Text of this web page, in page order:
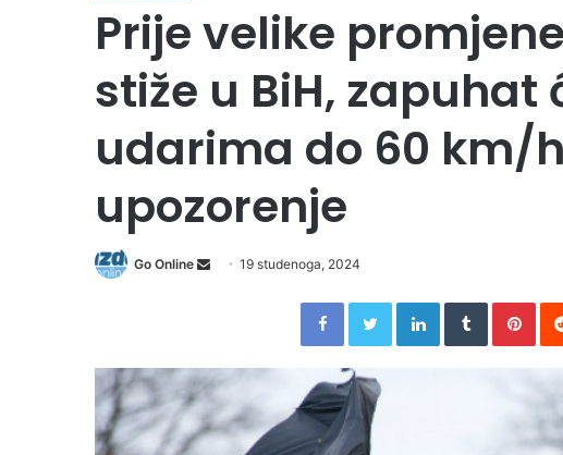
Prije velike
stiže u BiH, zapuhat
udarima do 60 km/
upozorenje
Go Online
Send19 studenoga, 2024
FacebookTwitterLinkedInTumblr